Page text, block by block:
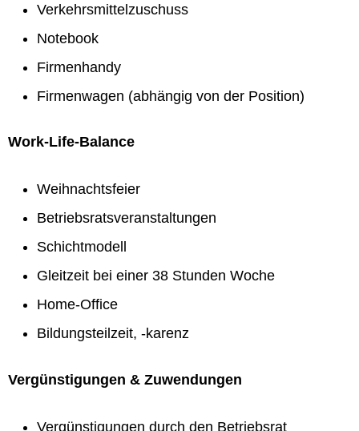
Verkehrsmittelzuschuss
Notebook
Firmenhandy
Firmenwagen (abhängig von der Position)
Work-Life-Balance
Weihnachtsfeier
Betriebsratsveranstaltungen
Schichtmodell
Gleitzeit bei einer 38 Stunden Woche
Home-Office
Bildungsteilzeit, -karenz
Vergünstigungen & Zuwendungen
Vergünstigungen durch den Betriebsrat